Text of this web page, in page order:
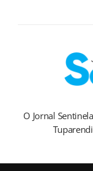
O Jornal